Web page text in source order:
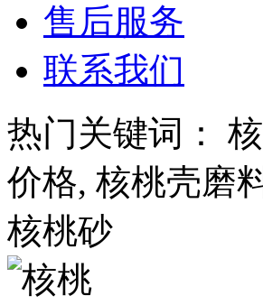
售后服务
联系我们
热门关键词：
价格, 核桃壳磨
核桃砂